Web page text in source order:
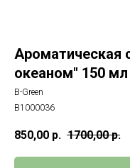
Ароматическая
океаном" 150 мл
B-Green
В1000036
850,00 р. 1700,00 р.